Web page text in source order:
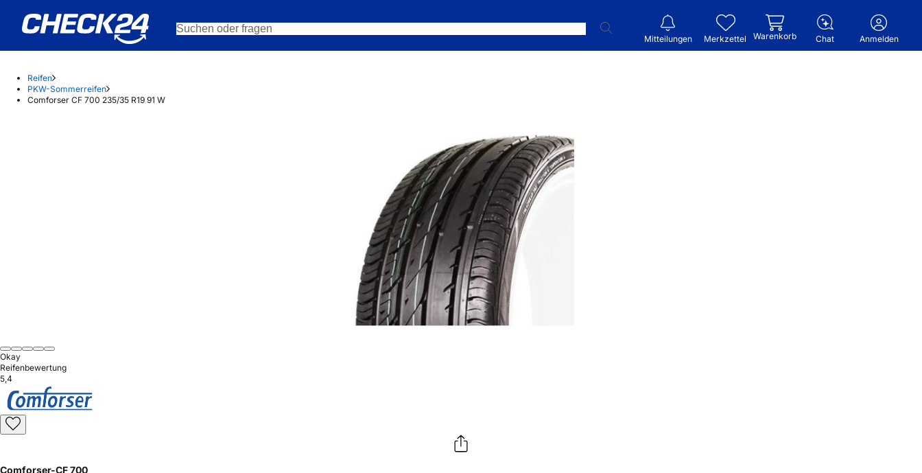
Mitteilungen Merkzettel Warenkorb Chat Anmelden
Reifen
PKW-Sommerreifen
Comforser CF 700 235/35 R19 91 W
Okay
Reifenbewertung
5,4
Comforser-CF 700